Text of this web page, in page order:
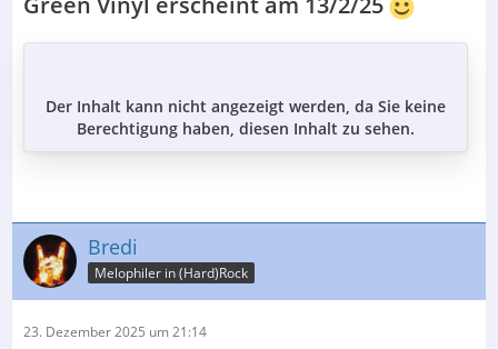
Der Inhalt kann nicht angezeigt werden, da Sie keine
Berechtigung haben, diesen Inhalt zu sehen.
Bredi
Melophiler in (Hard)Rock
23. Dezember 2025 um 21:14